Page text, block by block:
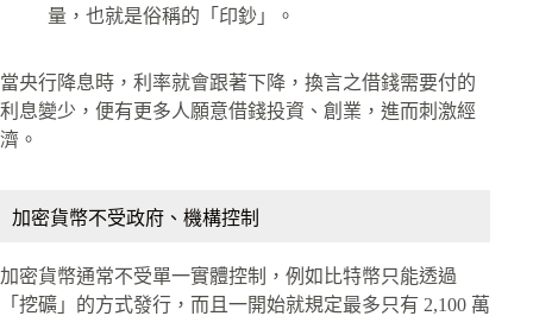
量，也就是俗稱的「印鈔」。
當央行降息時，利率就會跟著下降，換言之借錢需要付的
利息變少，便有更多人願意借錢投資、創業，進而刺激經
濟。
加密貨幣不受政府、機構控制
加密貨幣通常不受單一實體控制，例如比特幣只能透過
「挖礦」的方式發行，而且一開始就規定最多只有 2,100 萬